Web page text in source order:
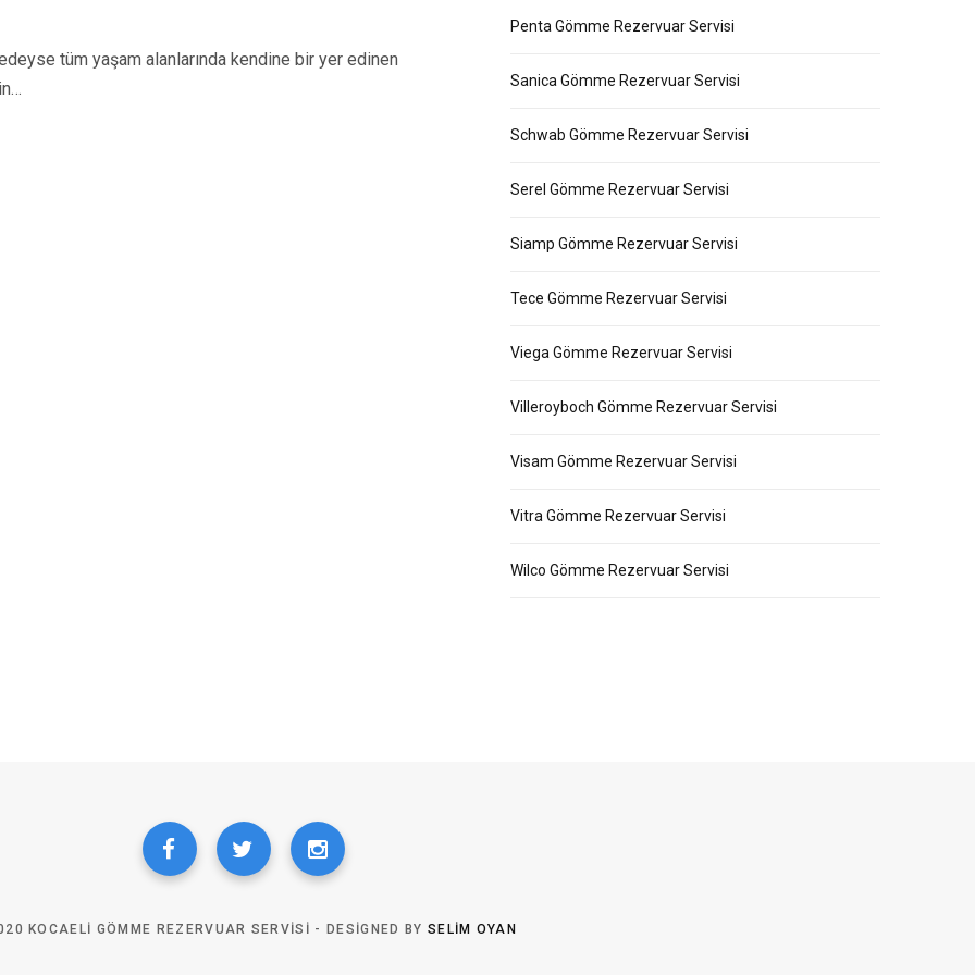
tüm yaşam alanlarında kendine bir yer edinen
Penta Gömme Rezervuar Servisi
Sanica Gömme Rezervuar Servisi
Schwab Gömme Rezervuar Servisi
Serel Gömme Rezervuar Servisi
Siamp Gömme Rezervuar Servisi
Tece Gömme Rezervuar Servisi
Viega Gömme Rezervuar Servisi
Villeroyboch Gömme Rezervuar Servisi
Visam Gömme Rezervuar Servisi
Vitra Gömme Rezervuar Servisi
Wilco Gömme Rezervuar Servisi
KOCAELI GÖMME REZERVUAR SERVISI - DESIGNED BY SELIM OYAN